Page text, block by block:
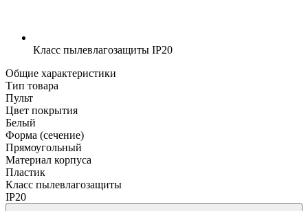
Класс пылевлагозащиты IP20
Общие характеристики
Тип товара
Пульт
Цвет покрытия
Белый
Форма (сечение)
Прямоугольный
Материал корпуса
Пластик
Класс пылевлагозащиты
IP20